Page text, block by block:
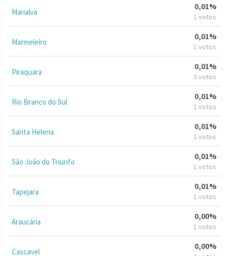
Marialva
0,01%
1 votos
Marmeleiro
0,01%
1 votos
Piraquara
0,01%
3 votos
Rio Branco do Sul
0,01%
1 votos
Santa Helena
0,01%
1 votos
São João do Triunfo
0,01%
1 votos
Tapejara
0,01%
1 votos
Araucária
0,00%
1 votos
Cascavel
0,00%